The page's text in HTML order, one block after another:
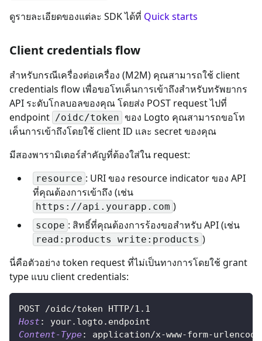
ดูรายละเอียดของแต่ละ SDK ได้ที่ Quick starts
Client credentials flow
สำหรับกรณีเครื่องต่อเครื่อง (M2M) คุณสามารถใช้ client
credentials flow เพื่อขอโทเค็นการเข้าถึงสำหรับทรัพยากร
API ระดับโกลบอลของคุณ โดยส่ง POST request ไปที่
endpoint /oidc/token ของ Logto คุณสามารถขอโท
เค็นการเข้าถึงโดยใช้ client ID และ secret ของคุณ
มีสองพารามิเตอร์สำคัญที่ต้องใส่ใน request:
resource : URI ของ resource indicator ของ API
ที่คุณต้องการเข้าถึง (เช่น
https://api.yourapp.com )
scope : สิทธิ์ที่คุณต้องการร้องขอสำหรับ API (เช่น
read:products write:products )
นี่คือตัวอย่าง token request ที่ไม่เป็นทางการโดยใช้ grant
type แบบ client credentials:
POST /oidc/token
HTTP/1.1
Host:
your.logto.endpoint
Content-Type:
application/x-www-form-